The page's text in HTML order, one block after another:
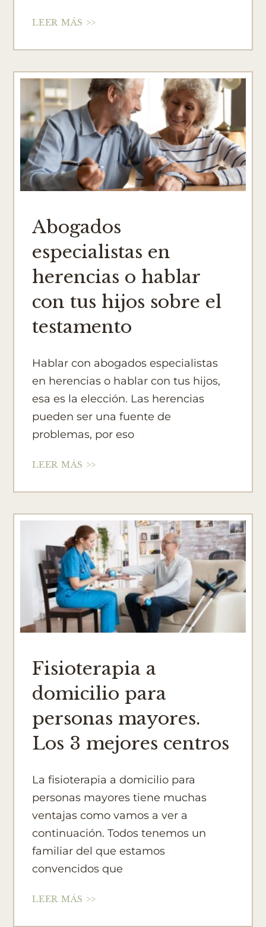
LEER MÁS >>
Abogados
especialistas en
herencias o hablar
con tus hijos sobre el
testamento
Hablar con abogados especialistas
en herencias o hablar con tus hijos,
esa es la elección. Las herencias
pueden ser una fuente de
problemas, por eso
LEER MÁS >>
Fisioterapia a
domicilio para
personas mayores.
Los 3 mejores centros
La fisioterapia a domicilio para
personas mayores tiene muchas
ventajas como vamos a ver a
continuación. Todos tenemos un
familiar del que estamos
convencidos que
LEER MÁS >>